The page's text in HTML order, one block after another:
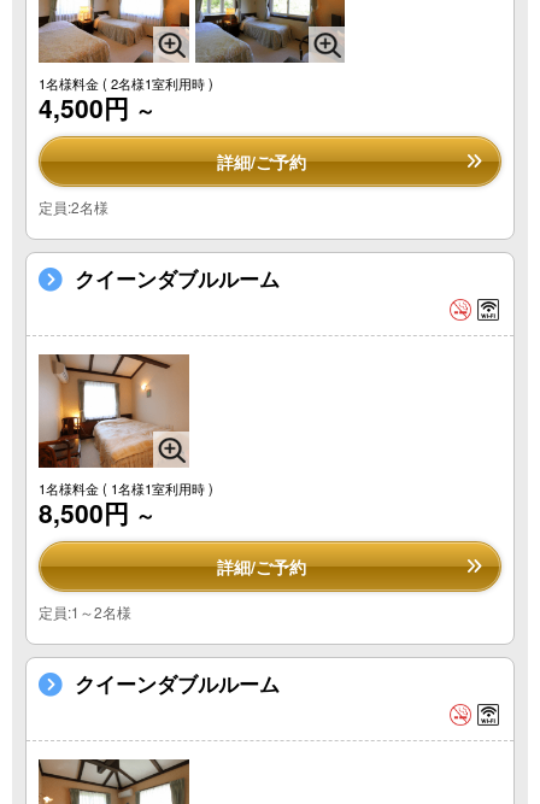
1名様料金( 2名様1室利用時 )
4,500円 ～
詳細/ご予約
定員:2名様
クイーンダブルルーム
1名様料金( 1名様1室利用時 )
8,500円 ～
詳細/ご予約
定員:1～2名様
クイーンダブルルーム